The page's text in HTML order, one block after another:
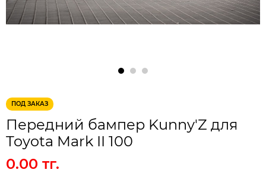
ПОД ЗАКАЗ
Передний бампер Kunny'Z для
Toyota Mark II 100
0.00 тг.